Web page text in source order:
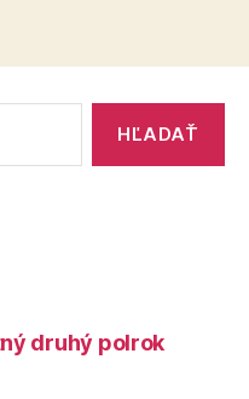
druhý polrok